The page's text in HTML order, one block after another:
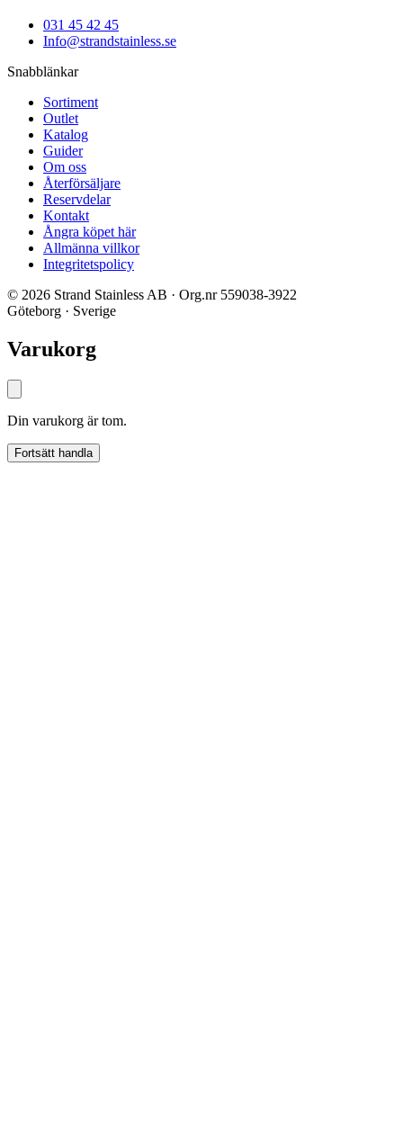
031 45 42 45
Info@strandstainless.se
Snabblänkar
Sortiment
Outlet
Katalog
Guider
Om oss
Återförsäljare
Reservdelar
Kontakt
Ångra köpet här
Allmänna villkor
Integritetspolicy
© 2026 Strand Stainless AB · Org.nr 559038-3922
Göteborg · Sverige
Varukorg
Din varukorg är tom.
Fortsätt handla